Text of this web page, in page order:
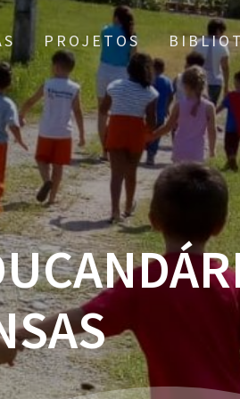
PROJETOS